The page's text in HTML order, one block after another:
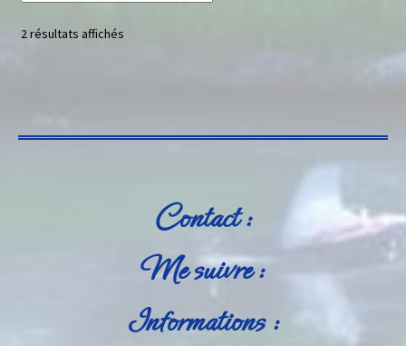
2 résultats affichés
Contact :
Me suivre :
Informations :